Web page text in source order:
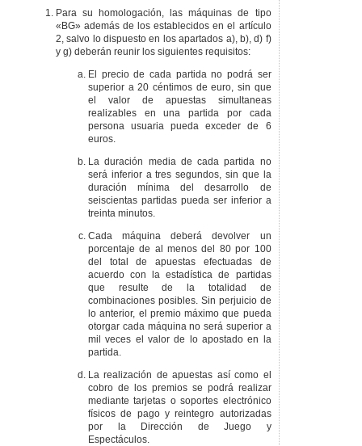
Para su homologación, las máquinas de tipo
«BG» además de los establecidos en el artículo
2, salvo lo dispuesto en los apartados a), b), d) f)
y g) deberán reunir los siguientes requisitos:
El precio de cada partida no podrá ser
superior a 20 céntimos de euro, sin que
el valor de apuestas simultaneas
realizables en una partida por cada
persona usuaria pueda exceder de 6
euros.
La duración media de cada partida no
será inferior a tres segundos, sin que la
duración mínima del desarrollo de
seiscientas partidas pueda ser inferior a
treinta minutos.
Cada máquina deberá devolver un
porcentaje de al menos del 80 por 100
del total de apuestas efectuadas de
acuerdo con la estadística de partidas
que resulte de la totalidad de
combinaciones posibles. Sin perjuicio de
lo anterior, el premio máximo que pueda
otorgar cada máquina no será superior a
mil veces el valor de lo apostado en la
partida.
La realización de apuestas así como el
cobro de los premios se podrá realizar
mediante tarjetas o soportes electrónico
físicos de pago y reintegro autorizadas
por la Dirección de Juego y
Espectáculos.